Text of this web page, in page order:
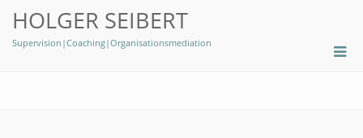
HOLGER SEIBERT
Supervision|Coaching|Organisationsmediation